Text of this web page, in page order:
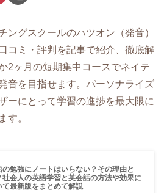
ングスクールのハツオン（発音）
コミ・評判を記事で紹介、徹底解
2ヶ月の短期集中コースでネイテ
音を目指せます。パーソナライズ
ーにとって学習の進捗を最大限に
す。
の勉強にノートはいらない？その理由と
社会人の英語学習と英会話の方法や効果に
て最新版をまとめて解説